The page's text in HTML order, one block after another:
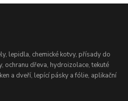
lepidla, chemické kotvy, přísady do
ochranu dřeva, hydroizolace, tekuté
a dveří, lepící pásky a fólie, aplikační